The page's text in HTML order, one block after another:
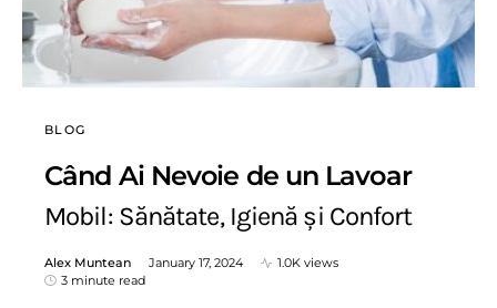
BLOG
Când Ai Nevoie de un Lavoar
Mobil: Sănătate, Igienă și Confort
Alex Muntean January 17, 2024
1.0K views
3 minute read